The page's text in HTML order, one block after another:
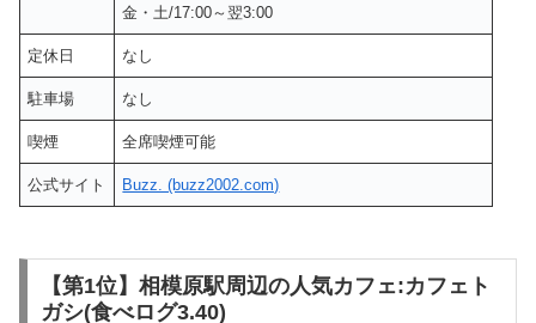
金・土/17:00～翌3:00
定休日 なし
駐車場 なし
喫煙 全席喫煙可能
公式サイト Buzz. (buzz2002.com)
【第1位】相模原駅周辺の人気カフェ:カフェト
ガシ(食べログ3.40)